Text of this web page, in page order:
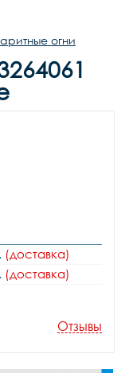
огни
(доставка)
(доставка)
Отзывы